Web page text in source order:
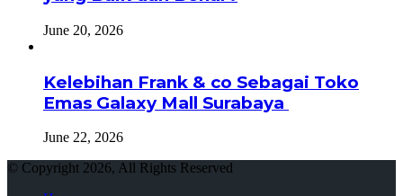
June 20, 2026
Kelebihan Frank & co Sebagai Toko
Emas Galaxy Mall Surabaya
June 22, 2026
© Copyright 2026, All Rights Reserved